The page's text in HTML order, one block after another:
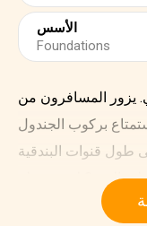
الأسس
Foundations
يزور المسافرون من
بركوب الجندول
اليوم؟ لنقم برحلة